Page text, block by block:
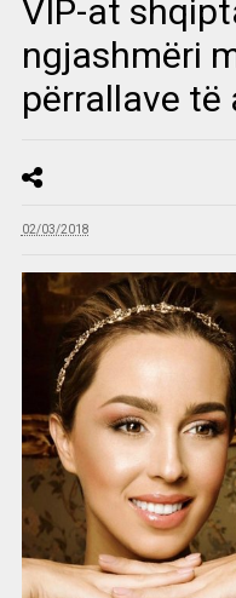
VIP-at
ngjashmëri
përrallave të
02/03/2018